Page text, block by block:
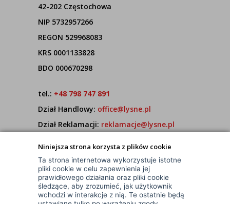
Niniejsza strona korzysta z plików cookie
Ta strona internetowa wykorzystuje istotne
pliki cookie w celu zapewnienia jej
prawidłowego działania oraz pliki cookie
śledzące, aby zrozumieć, jak użytkownik
wchodzi w interakcje z nią. Te ostatnie będą
42-202 Częstochowa
NIP 5732957266
REGON 529968083
KRS 0001133828
BDO 000670298
tel.: +48 798 747 891
Dział Handlowy: office@lysne.pl
Dział Reklamacji: reklamacje@lysne.pl
7:00 - 15:00